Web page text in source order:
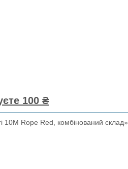
100 ₴
Rope Red, комбінований склад»